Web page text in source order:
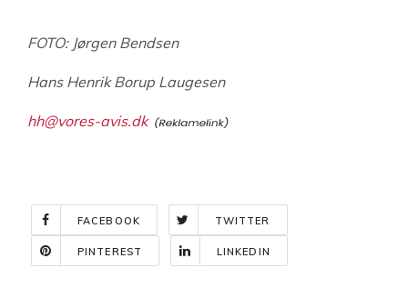
FOTO: Jørgen Bendsen
Hans Henrik Borup Laugesen
hh@vores-avis.dk
FACEBOOK TWITTER
PINTEREST LINKEDIN